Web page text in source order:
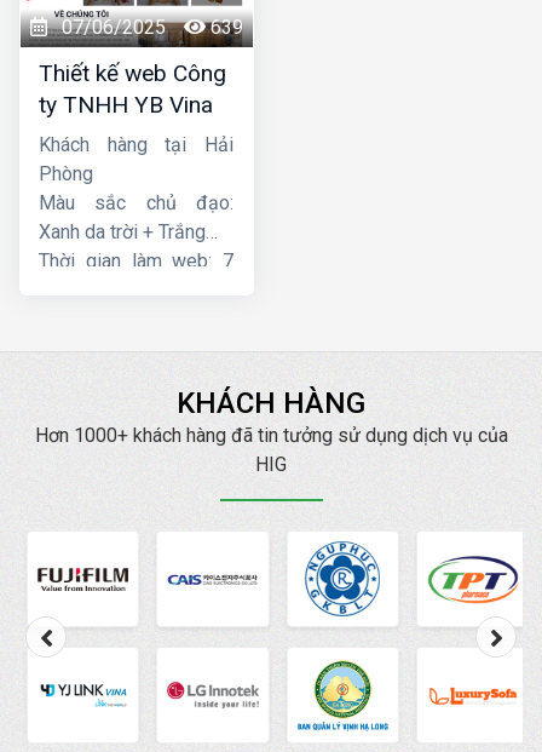
07/06/2025 639
Thiết kế web Công
ty TNHH YB Vina
Khách hàng tại Hải
Phòng
Màu sắc chủ đạo:
Xanh da trời + Trắng
Thời gian làm web: 7
KHÁCH HÀNG
Hơn 1000+ khách hàng đã tin tưởng sử dụng dịch vụ của
HIG